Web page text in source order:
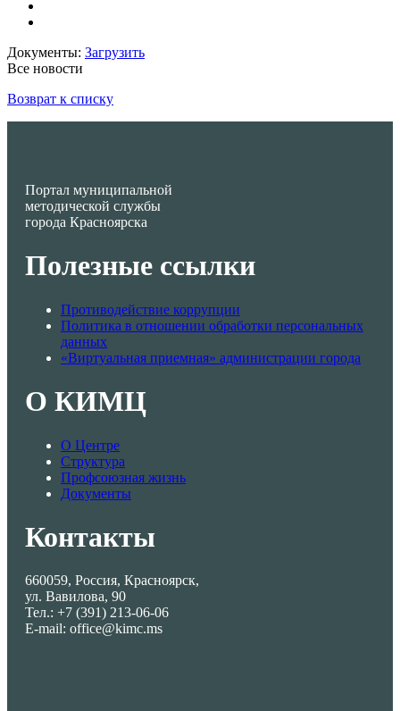
Документы: Загрузить
Все новости
Возврат к списку
Портал муниципальной
методической службы
города Красноярска
Полезные ссылки
Противодействие коррупции
Политика в отношении обработки персональных
данных
«Виртуальная приемная» администрации города
О КИМЦ
О Центре
Структура
Профсоюзная жизнь
Документы
Контакты
660059, Россия, Красноярск,
ул. Вавилова, 90
Тел.: +7 (391) 213-06-06
E-mail: office@kimc.ms